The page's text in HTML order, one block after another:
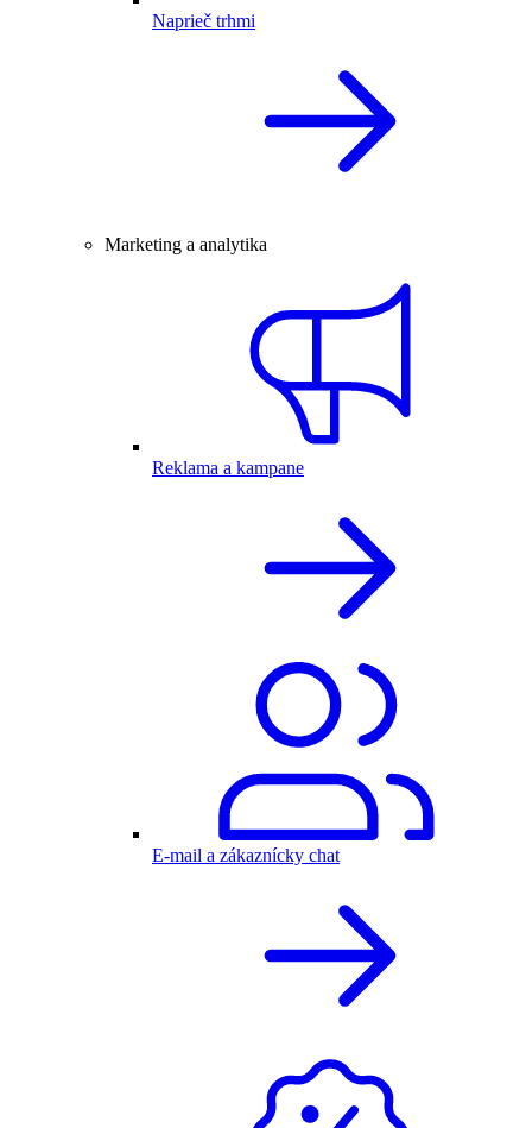
Naprieč trhmi
Marketing a analytika
Reklama a kampane
E-mail a zákaznícky chat